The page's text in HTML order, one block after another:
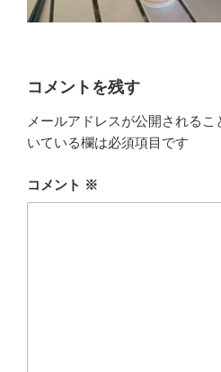
コメントを残す
メールアドレスが公開されるこ
いている欄は必須項目です
コメント ※